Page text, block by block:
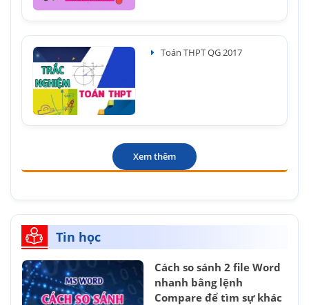
Toán THPT QG 2017
Xem thêm
Tin học
Cách so sánh 2 file Word
nhanh bằng lệnh
Compare để tìm sự khác